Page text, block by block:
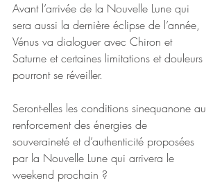
Avant l’arrivée de la Nouvelle Lune qui
sera aussi la dernière éclipse de l’année,
Vénus va dialoguer avec Chiron et
Saturne et certaines limitations et douleurs
pourront se réveiller.
Seront-elles les conditions sinequanone au
renforcement des énergies de
souveraineté et d’authenticité proposées
par la Nouvelle Lune qui arrivera le
weekend prochain ?